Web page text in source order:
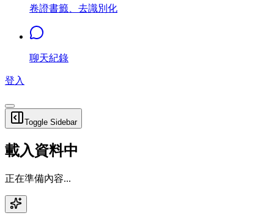
卷證書籤、去識別化
聊天紀錄
登入
Toggle Sidebar
載入資料中
正在準備內容...